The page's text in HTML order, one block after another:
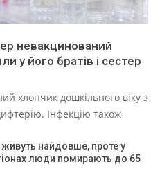
невакцинований
у його братів і сестер
хлопчик дошкільного віку з
Інфекцію також
живуть найдовше, проте у
люди помирають до 65